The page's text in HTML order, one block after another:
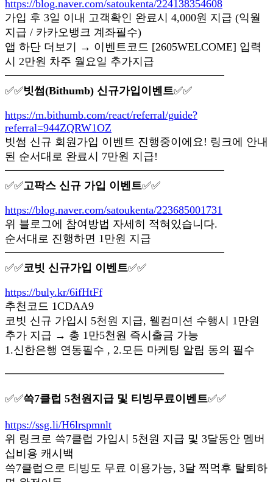
https://blog.naver.com/satoukenta/224138354608
가입 후 3일 이내 고객확인 완료시 4,000원 지급 (익월
지급 / 카카오뱅크 계좌필수)
앱 하단 더보기 → 이벤트코드 [2605WELCOME] 입력
시 2만원 차주 월요일 추가지급
━━━━━━━━━━━━━━━━━━━━
✅✅빗썸(Bithumb) 신규가입이벤트✅✅
https://m.bithumb.com/react/referral/guide?
referral=944ZQRW1OZ
빗썸 신규 회원가입 이벤트 진행중이에요! 링크에 안내
된 순서대로 완료시 7만원 지급!
━━━━━━━━━━━━━━━━━━━━
✅✅고팍스 신규 가입 이벤트✅✅
https://blog.naver.com/satoukenta/223685001731
위 블로그에 참여방법 자세히 적혀있습니다.
순서대로 진행하면 1만원 지급
━━━━━━━━━━━━━━━━━━━━
✅✅코빗 신규가입 이벤트✅✅
https://buly.kr/6ifHtFf
추천코드 1CDAA9
코빗 신규 가입시 5천원 지급, 웰컴미션 수행시 1만원
추가 지급 → 총 1만5천원 즉시출금 가능
1.신한은행 연동필수 , 2.모든 마케팅 알림 동의 필수
━━━━━━━━━━━━━━━━━━━━
✅✅쓱7클럽 5천원지급 및 티빙무료이벤트✅✅
https://ssg.li/H6lrspmnlt
위 링크로 쓱7클럽 가입시 5천원 지급 및 3달동안 멤버
십비용 캐시백
쓱7클럽으로 티빙도 무료 이용가능, 3달 찍먹후 탈퇴하